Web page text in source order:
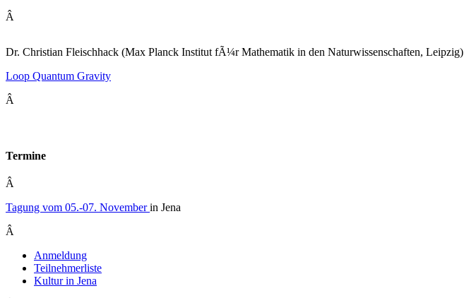
Â
Dr. Christian Fleischhack (Max Planck Institut fÃ¼r Mathematik in den Naturwissenschaften, Leipzig)
Loop Quantum Gravity
Â
Termine
Â
Tagung vom 05.-07. Novemberin Jena
Â
Anmeldung
Teilnehmerliste
Kultur in Jena